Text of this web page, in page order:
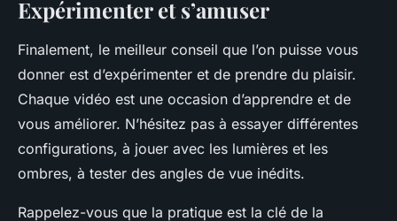
Expérimenter et s’amuser
Finalement, le meilleur conseil que l’on puisse vous
donner est d’expérimenter et de prendre du plaisir.
Chaque vidéo est une occasion d’apprendre et de
vous améliorer. N’hésitez pas à essayer différentes
configurations, à jouer avec les lumières et les
ombres, à tester des angles de vue inédits.
Rappelez-vous que la pratique est la clé de la